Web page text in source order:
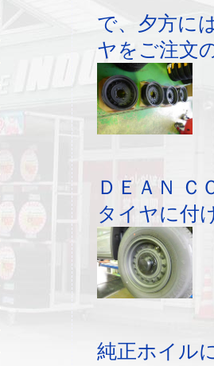
で、夕方に
ヤをご注文
ＤＥＡＮ Ｃ
タイヤに
純正ホイル